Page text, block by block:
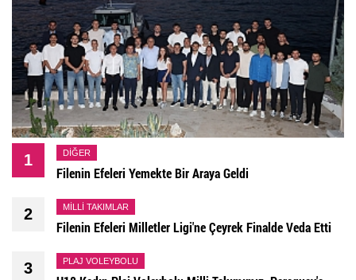
1 DIĞER
Filenin Efeleri Yemekte Bir Araya Geldi
2 MILLI TAKIMLAR
Filenin Efeleri Milletler Ligi'ne Çeyrek Finalde Veda Etti
3 PLAJ VOLEYBOLU